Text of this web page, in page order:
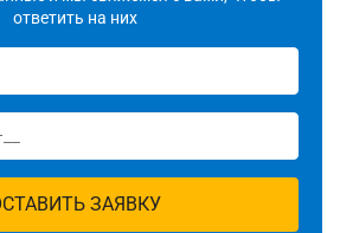
ответить на них
ЗАЯВКУ